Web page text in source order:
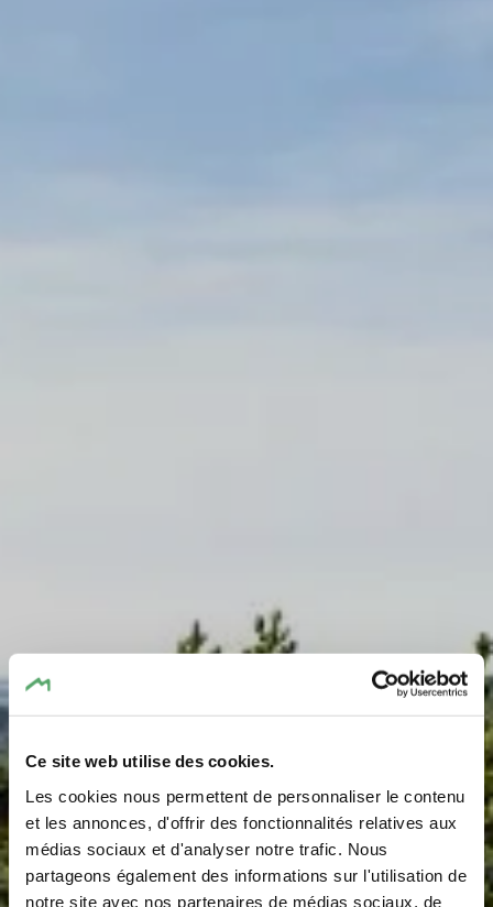
Ce site web utilise des cookies.
Les cookies nous permettent de personnaliser le contenu
et les annonces, d'offrir des fonctionnalités relatives aux
médias sociaux et d'analyser notre trafic. Nous
partageons également des informations sur l'utilisation de
notre site avec nos partenaires de médias sociaux, de